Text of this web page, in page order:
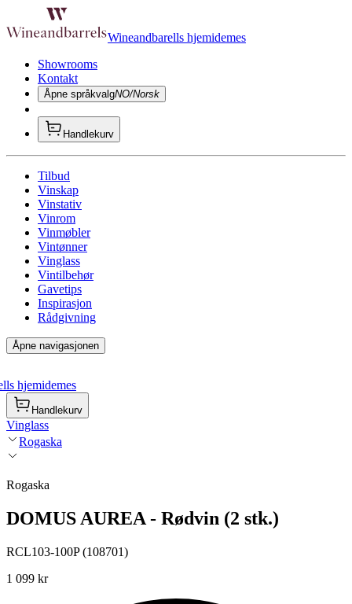
Wineandbarells hjemidemes
Showrooms
Kontakt
Åpne språkvalgNO/Norsk
Handlekurv
Tilbud
Vinskap
Vinstativ
Vinrom
Vinmøbler
Vintønner
Vinglass
Vintilbehør
Gavetips
Inspirasjon
Rådgivning
Åpne navigasjonen
hjemidemes
Handlekurv
Vinglass
Rogaska
Rogaska
DOMUS AUREA - Rødvin (2 stk.)
RCL103-100P (108701)
1 099 kr